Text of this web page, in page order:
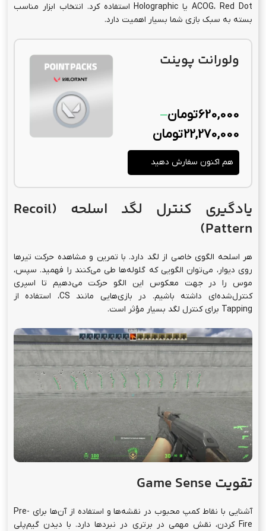
ACOG، Red Dot یا Holographic استفاده کرد. انتخاب ابزار مناسب
بسته به سبک بازی شما بسیار اهمیت دارد.
ولورانت پوینت
620,000تومان–
22,270,000تومان
هم اکنون سفارش دهید
یادگیری کنترل لگد اسلحه (Recoil
Pattern)
هر اسلحه الگوی خاصی از لگد دارد. با تمرین و مشاهده حرکت تیرها
روی دیوار، می‌توان الگویی که گلوله‌ها طی می‌کنند را فهمید. سپس،
موس را در جهت معکوس این الگو حرکت می‌دهیم تا اسپری
کنترل‌شده‌ای داشته باشیم. در بازی‌هایی مانند CS، استفاده از
Tapping برای کنترل لگد بسیار مؤثر است.
تقویت Game Sense
آشنایی با نقاط کمپ محبوب در نقشه‌ها و استفاده از آن‌ها برای Pre-
Fire کردن، نقش مهمی در برتری در نبردها دارد. با دیدن گیم‌پلی